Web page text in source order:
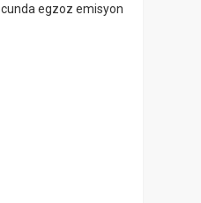
egzoz emisyon